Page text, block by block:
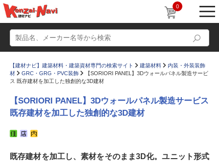
0
すまいリング 設計士インタビュー
【建材ナビ】建築材料・建築資材専門の検索サイト 建築材料
内装・外装装飾
材
GRC・GRG・PVC装飾
【SORIORI PANEL】3Dウォールパネル製造サービ
ス 既存建材を加工した独創的な3D建材
【SORIORI PANEL】3Dウォールパネル製造サービス
既存建材を加工した独創的な3D建材
既存建材を加工し、素材をそのまま3D化。ユニット形式